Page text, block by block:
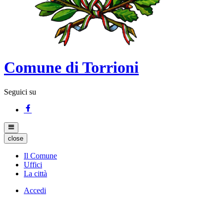
Comune di Torrioni
Seguici su
close
Il Comune
Uffici
La città
Accedi